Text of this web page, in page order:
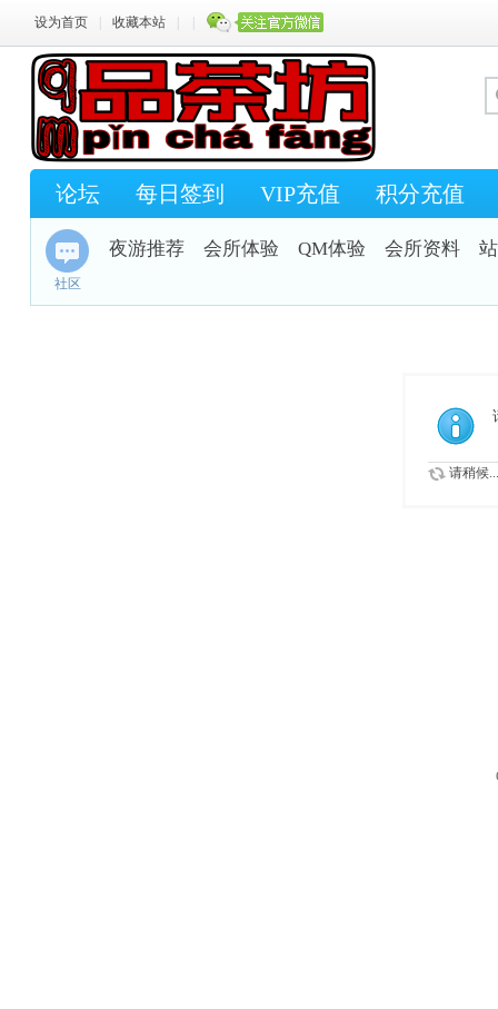
设为首页 收藏本站
论坛 每日签到 VIP充值 积分充值
社区
夜游推荐 会所体验 QM体验 会所资料
请稍候...